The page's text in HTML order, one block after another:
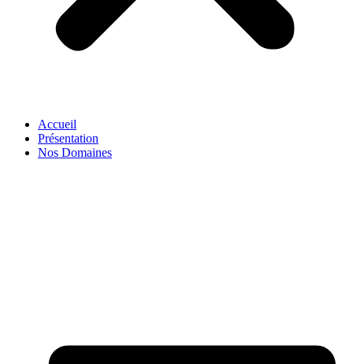
Accueil
Présentation
Nos Domaines